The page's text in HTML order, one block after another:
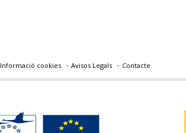
Informació cookies Avisos Legals Contacte